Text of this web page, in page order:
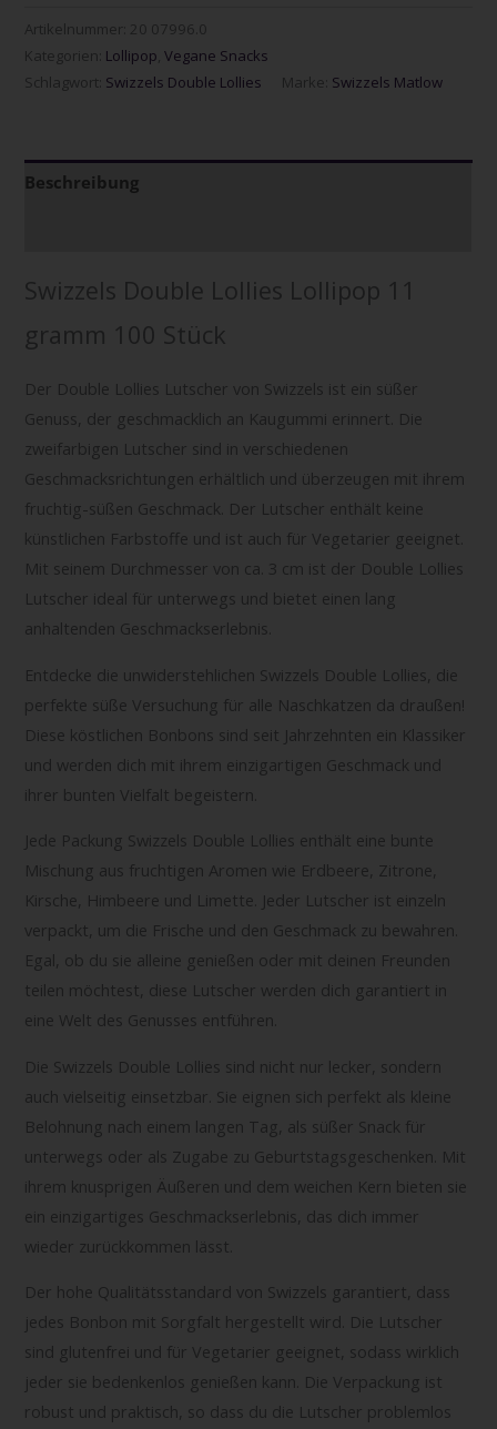
Artikelnummer: 20 07996.0
Kategorien: Lollipop ,Vegane Snacks
Schlagwort: Swizzels Double Lollies Marke: Swizzels Matlow
Beschreibung
Swizzels Double Lollies Lollipop 11
gramm 100 Stück
Der Double Lollies Lutscher von Swizzels ist ein süßer
Genuss, der geschmacklich an Kaugummi erinnert. Die
zweifarbigen Lutscher sind in verschiedenen
Geschmacksrichtungen erhältlich und überzeugen mit ihrem
fruchtig-süßen Geschmack. Der Lutscher enthält keine
künstlichen Farbstoffe und ist auch für Vegetarier geeignet.
Mit seinem Durchmesser von ca. 3 cm ist der Double Lollies
Lutscher ideal für unterwegs und bietet einen lang
anhaltenden Geschmackserlebnis.
Entdecke die unwiderstehlichen Swizzels Double Lollies, die
perfekte süße Versuchung für alle Naschkatzen da draußen!
Diese köstlichen Bonbons sind seit Jahrzehnten ein Klassiker
und werden dich mit ihrem einzigartigen Geschmack und
ihrer bunten Vielfalt begeistern.
Jede Packung Swizzels Double Lollies enthält eine bunte
Mischung aus fruchtigen Aromen wie Erdbeere, Zitrone,
Kirsche, Himbeere und Limette. Jeder Lutscher ist einzeln
verpackt, um die Frische und den Geschmack zu bewahren.
Egal, ob du sie alleine genießen oder mit deinen Freunden
teilen möchtest, diese Lutscher werden dich garantiert in
eine Welt des Genusses entführen.
Die Swizzels Double Lollies sind nicht nur lecker, sondern
auch vielseitig einsetzbar. Sie eignen sich perfekt als kleine
Belohnung nach einem langen Tag, als süßer Snack für
unterwegs oder als Zugabe zu Geburtstagsgeschenken. Mit
ihrem knusprigen Äußeren und dem weichen Kern bieten sie
ein einzigartiges Geschmackserlebnis, das dich immer
wieder zurückkommen lässt.
Der hohe Qualitätsstandard von Swizzels garantiert, dass
jedes Bonbon mit Sorgfalt hergestellt wird. Die Lutscher
sind glutenfrei und für Vegetarier geeignet, sodass wirklich
jeder sie bedenkenlos genießen kann. Die Verpackung ist
robust und praktisch, so dass du die Lutscher problemlos